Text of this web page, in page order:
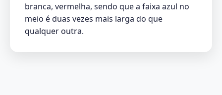
branca, vermelha, sendo que a faixa azul no
meio é duas vezes mais larga do que
qualquer outra.